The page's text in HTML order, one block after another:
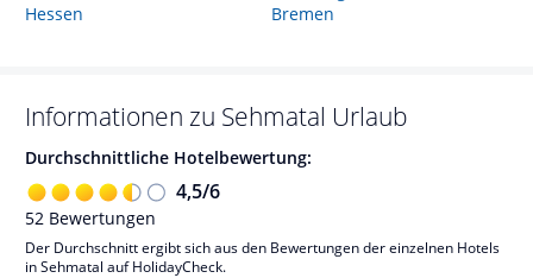
Hessen
Bremen
Informationen zu Sehmatal Urlaub
Durchschnittliche Hotelbewertung:
4,5/6
52 Bewertungen
Der Durchschnitt ergibt sich aus den Bewertungen der einzelnen Hotels
in Sehmatal auf HolidayCheck.